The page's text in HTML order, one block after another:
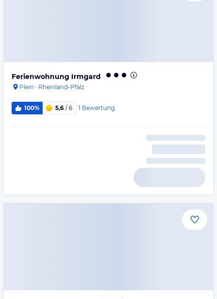
Ferienwohnung Irmgard
Plein · Rheinland-Pfalz
100% 5,6 / 6 1 Bewertung